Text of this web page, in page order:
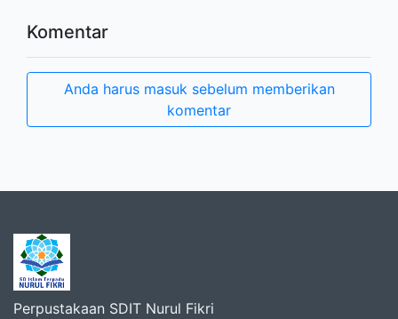
Komentar
Anda harus masuk sebelum memberikan
komentar
Perpustakaan SDIT Nurul Fikri